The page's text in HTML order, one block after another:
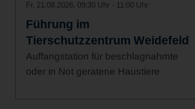
Fr. 21.08.2026, 09:30 Uhr - 11:00 Uhr
Führung im
Tierschutzzentrum Weidefeld
Auffangstation für beschlagnahmte
oder in Not geratene Haustiere